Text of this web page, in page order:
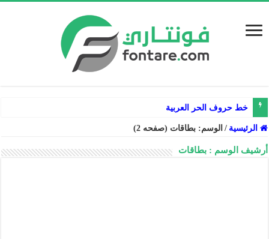
خط حروف الحر العربية
الرئيسية / الوسم:بطاقات (صفحه 2)
أرشيف الوسم :بطاقات